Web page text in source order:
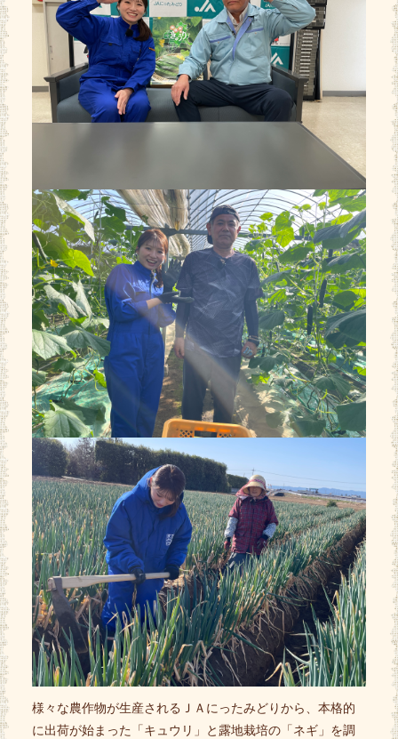
様々な農作物が生産されるＪＡにったみどりから、本格的
に出荷が始まった「キュウリ」と露地栽培の「ネギ」を調